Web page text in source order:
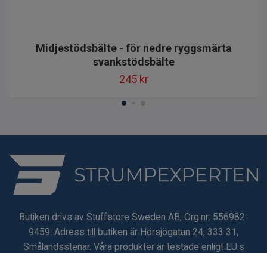
Midjestödsbälte - för nedre ryggsmärta
svankstödsbälte
245 kr
Butiken drivs av Stuffstore Sweden AB, Org.nr: 556982-
9459. Adress till butiken är Hörsjögatan 24, 333 31,
Smålandsstenar. Våra produkter är testade enligt EU:s